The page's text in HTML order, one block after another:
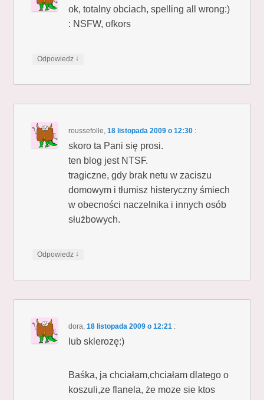
ok, totalny obciach, spelling all wrong:)
: NSFW, ofkors
Odpowiedz ↓
roussefolle,18 listopada 2009 o 12:30 :
skoro ta Pani się prosi.
ten blog jest NTSF.
tragiczne, gdy brak netu w zaciszu
domowym i tłumisz histeryczny śmiech
w obecności naczelnika i innych osób
służbowych.
Odpowiedz ↓
dora,18 listopada 2009 o 12:21 :
lub sklerozę:)
Baśka, ja chciałam,chciałam dlatego o
koszuli,ze flanela, że moze sie ktos